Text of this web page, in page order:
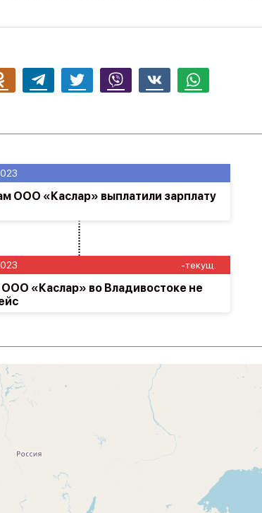
Telegram Twitter Viber Whatsapp
-текущ.
«Каслар» во Владивостоке не
ООО «Каслар» выплатили зарплату